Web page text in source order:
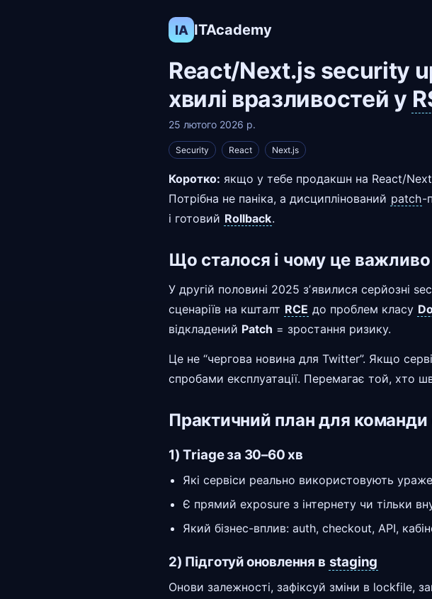
IA ITAcademy
React/Next.js security
хвилі вразливостей у
25 лютого 2026 р.
Security React Next.js
Коротко: якщо у тебе продакшн на React/
Потрібна не паніка, а дисциплінований patch-
і готовий Rollback.
Що сталося і чому це важливо
У другій половині 2025 зʼявилися серйозні
сценаріїв на кшталт RCE до проблем класу
відкладений Patch = зростання ризику.
Це не “чергова новина для Twitter”. Якщо
спробами експлуатації. Перемагає той, хто
Практичний план для команди
1) Triage за 30–60 хв
Які сервіси реально використовують
Є прямий exposure з інтернету чи тільки
Який бізнес-вплив: auth, checkout, API,
2) Підготуй оновлення в staging
Онови залежності, зафіксуй зміни в lockfile,